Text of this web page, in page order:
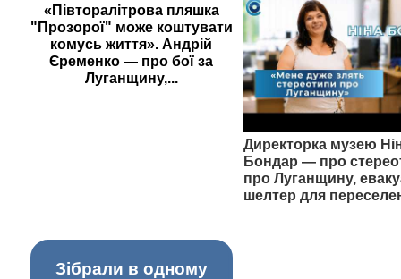
«Півторалітрова пляшка
"Прозорої" може коштувати
комусь життя». Андрій
Єременко — про бої за
Луганщину,...
Директорка музею
Бондар — про
про Луганщину,
шелтер для
Зібрали в одному